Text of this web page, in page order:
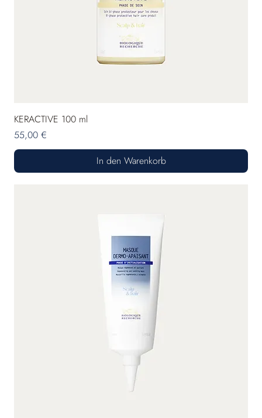
KERACTIVE 100 ml
Preis
55,00 €
In den Warenkorb